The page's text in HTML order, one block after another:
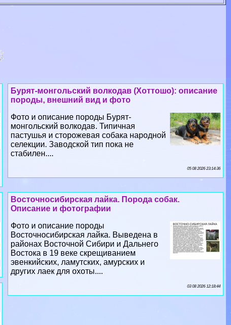
Фото и описание породы Бурят-
монгольский волкодав. Типичная
пастушья и сторожевая собака народной
селекции. Заводской тип пока не
стабилен....
05 08 2026 23:14:36
Описание и фотографии
Фото и описание породы
Восточносибирская лайка. Выведена в
районах Восточной Сибири и Дальнего
Востока в 19 веке скрещиванием
эвенкийских, ламутских, амурских и
других лаек для охоты....